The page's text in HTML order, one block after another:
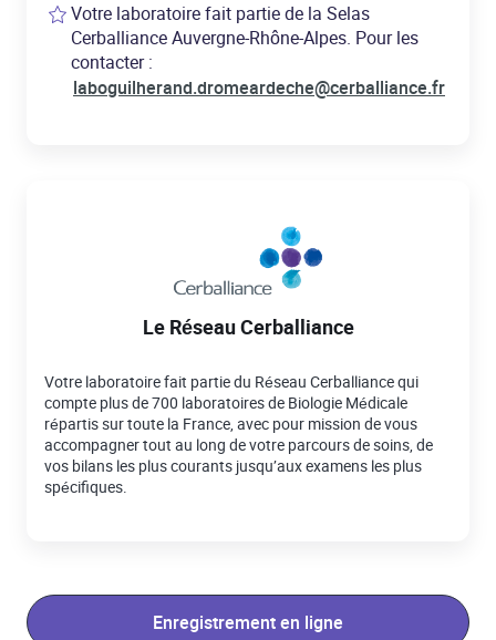
Votre laboratoire fait partie de la Selas
Cerballiance Auvergne-Rhône-Alpes. Pour les
contacter :
laboguilherand.dromeardeche@cerballiance.fr
Le Réseau Cerballiance
Votre laboratoire fait partie du Réseau Cerballiance qui
compte plus de 700 laboratoires de Biologie Médicale
répartis sur toute la France, avec pour mission de vous
accompagner tout au long de votre parcours de soins, de
vos bilans les plus courants jusqu’aux examens les plus
spécifiques.
Enregistrement en ligne